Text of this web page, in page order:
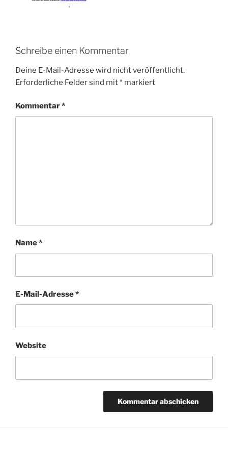
Schreibe einen Kommentar
Deine E-Mail-Adresse wird nicht veröffentlicht.
Erforderliche Felder sind mit* markiert
Kommentar*
Name*
E-Mail-Adresse*
Website